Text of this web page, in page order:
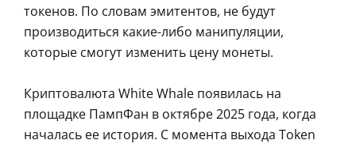
токенов. По словам эмитентов, не будут
производиться какие-либо манипуляции,
которые смогут изменить цену монеты.
Криптовалюта White Whale появилась на
площадке ПампФан в октябре 2025 года, когда
началась ее история. С момента выхода Token